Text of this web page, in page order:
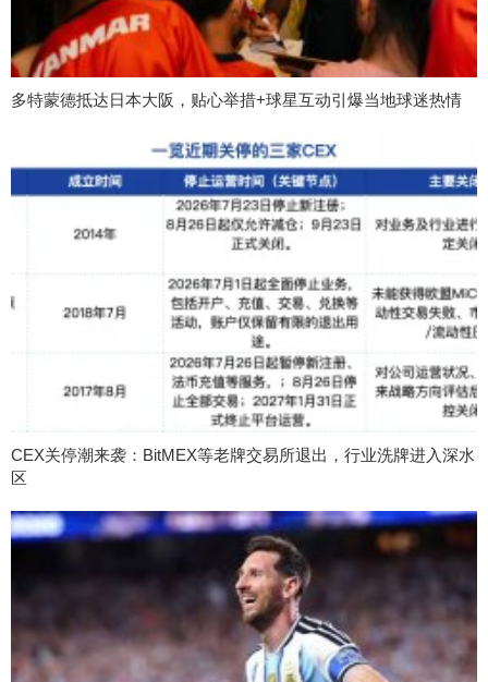
多特蒙德抵达日本大阪，贴心举措+球星互动引爆当地球迷热情
CEX关停潮来袭：BitMEX等老牌交易所退出，行业洗牌进入深水
区